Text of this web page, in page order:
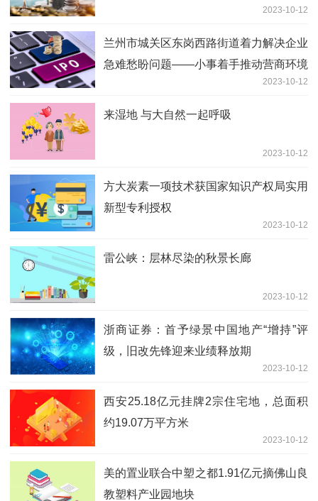
2023-10-12
兰州市城关区东岗西路街道着力解决企业
急难愁盼问题——小事着手推动营商环境
2023-10-12
来湿地 与大自然一起呼吸
2023-10-12
方大炭素一项技术获国家知识产权局实用
新型专利授权
2023-10-12
雷公峡：层林尽染的秋景长廊
2023-10-12
浙商证券：首予绿景中国地产“增持”评
级，旧改先锋迎来业绩释放期
2023-10-12
西安25.18亿元挂牌2宗住宅地，总面积
约19.07万平方米
2023-10-12
美的置业联合中塑之都1.91亿元摘佛山良
教塑料产业园地块